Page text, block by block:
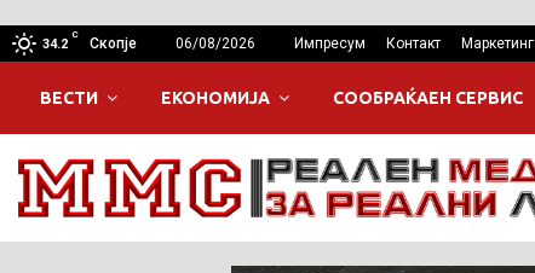
34.2
C
Скопје 06/08/2026 Импресум Контакт Маркетинг
ВЕСТИ ЕКОНОМИЈА СООБРАЌАЕН СЕРВИС